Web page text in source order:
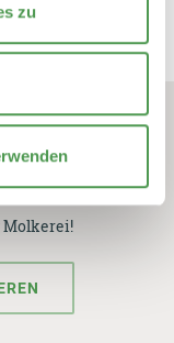
zu
Molkerei!